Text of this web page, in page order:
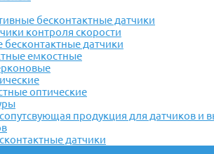
бесконтактные датчики
контроля скорости
датчики
емкостные
оптические
продукция для датчиков и
датчики